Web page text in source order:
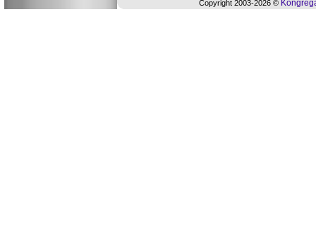
Copyright 2003-2026 ©